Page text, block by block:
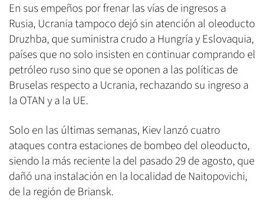
En sus empeños por frenar las vías de ingresos a
Rusia, Ucrania tampoco dejó sin atención al oleoducto
Druzhba, que suministra crudo a Hungría y Eslovaquia,
países que no solo insisten en continuar comprando el
petróleo ruso sino que se oponen a las políticas de
Bruselas respecto a Ucrania, rechazando su ingreso a
la OTAN y a la UE.
Solo en las últimas semanas, Kiev lanzó cuatro
ataques contra estaciones de bombeo del oleoducto,
siendo la más reciente la del pasado 29 de agosto, que
dañó una instalación en la localidad de Naitopovichi,
de la región de Briansk.